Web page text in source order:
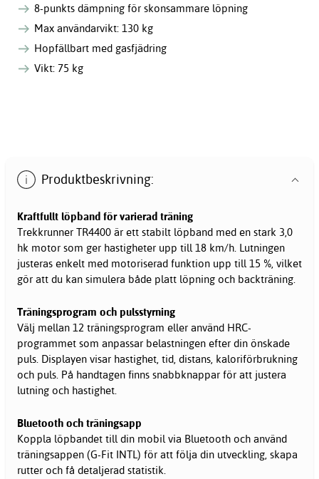
8-punkts dämpning för skonsammare löpning
Max användarvikt: 130 kg
Hopfällbart med gasfjädring
Vikt: 75 kg
Produktbeskrivning:
Kraftfullt löpband för varierad träning
Trekkrunner TR4400 är ett stabilt löpband med en stark 3,0
hk motor som ger hastigheter upp till 18 km/h. Lutningen
justeras enkelt med motoriserad funktion upp till 15 %, vilket
gör att du kan simulera både platt löpning och backträning.
Träningsprogram och pulsstyrning
Välj mellan 12 träningsprogram eller använd HRC-
programmet som anpassar belastningen efter din önskade
puls. Displayen visar hastighet, tid, distans, kaloriförbrukning
och puls. På handtagen finns snabbknappar för att justera
lutning och hastighet.
Bluetooth och träningsapp
Koppla löpbandet till din mobil via Bluetooth och använd
träningsappen (G-Fit INTL) för att följa din utveckling, skapa
rutter och få detaljerad statistik.